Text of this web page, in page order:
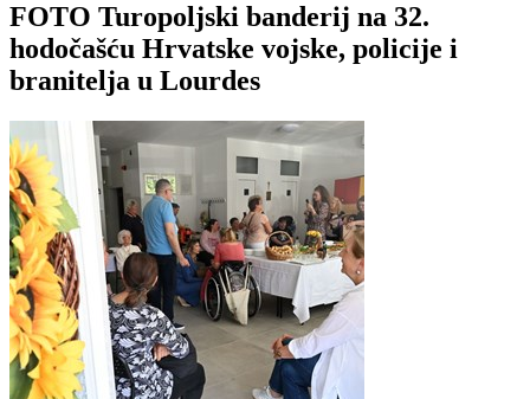
FOTO Turopoljski banderij na 32.
hodočašću Hrvatske vojske, policije i
branitelja u Lourdes